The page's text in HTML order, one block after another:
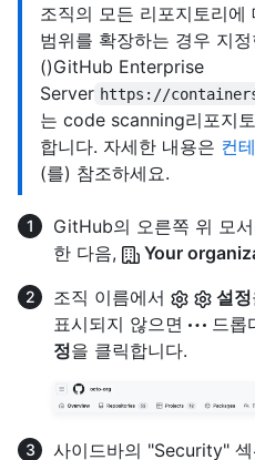
조직의 모든 리포지토리
범위를 확장하는 경우 지
()GitHub Enterprise
Server https://
는 code scanning리포지
합니다. 자세한 내용은 컨
(를) 참조하세요.
GitHub의 오른쪽 위 모
한 다음,
Your
조직 이름에서
설정
표시되지 않으면
드롭
정을 클릭합니다.
사이드바의 "Security" 섹